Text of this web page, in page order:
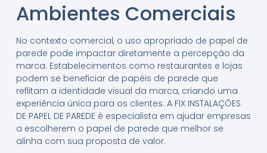
Ambientes Comerciais
No contexto comercial, o uso apropriado de papel de
parede pode impactar diretamente a percepção da
marca. Estabelecimentos como restaurantes e lojas
podem se beneficiar de papéis de parede que
reflitam a identidade visual da marca, criando uma
experiência única para os clientes. A FIX INSTALAÇÕES
DE PAPEL DE PAREDE é especialista em ajudar empresas
a escolherem o papel de parede que melhor se
alinha com sua proposta de valor.